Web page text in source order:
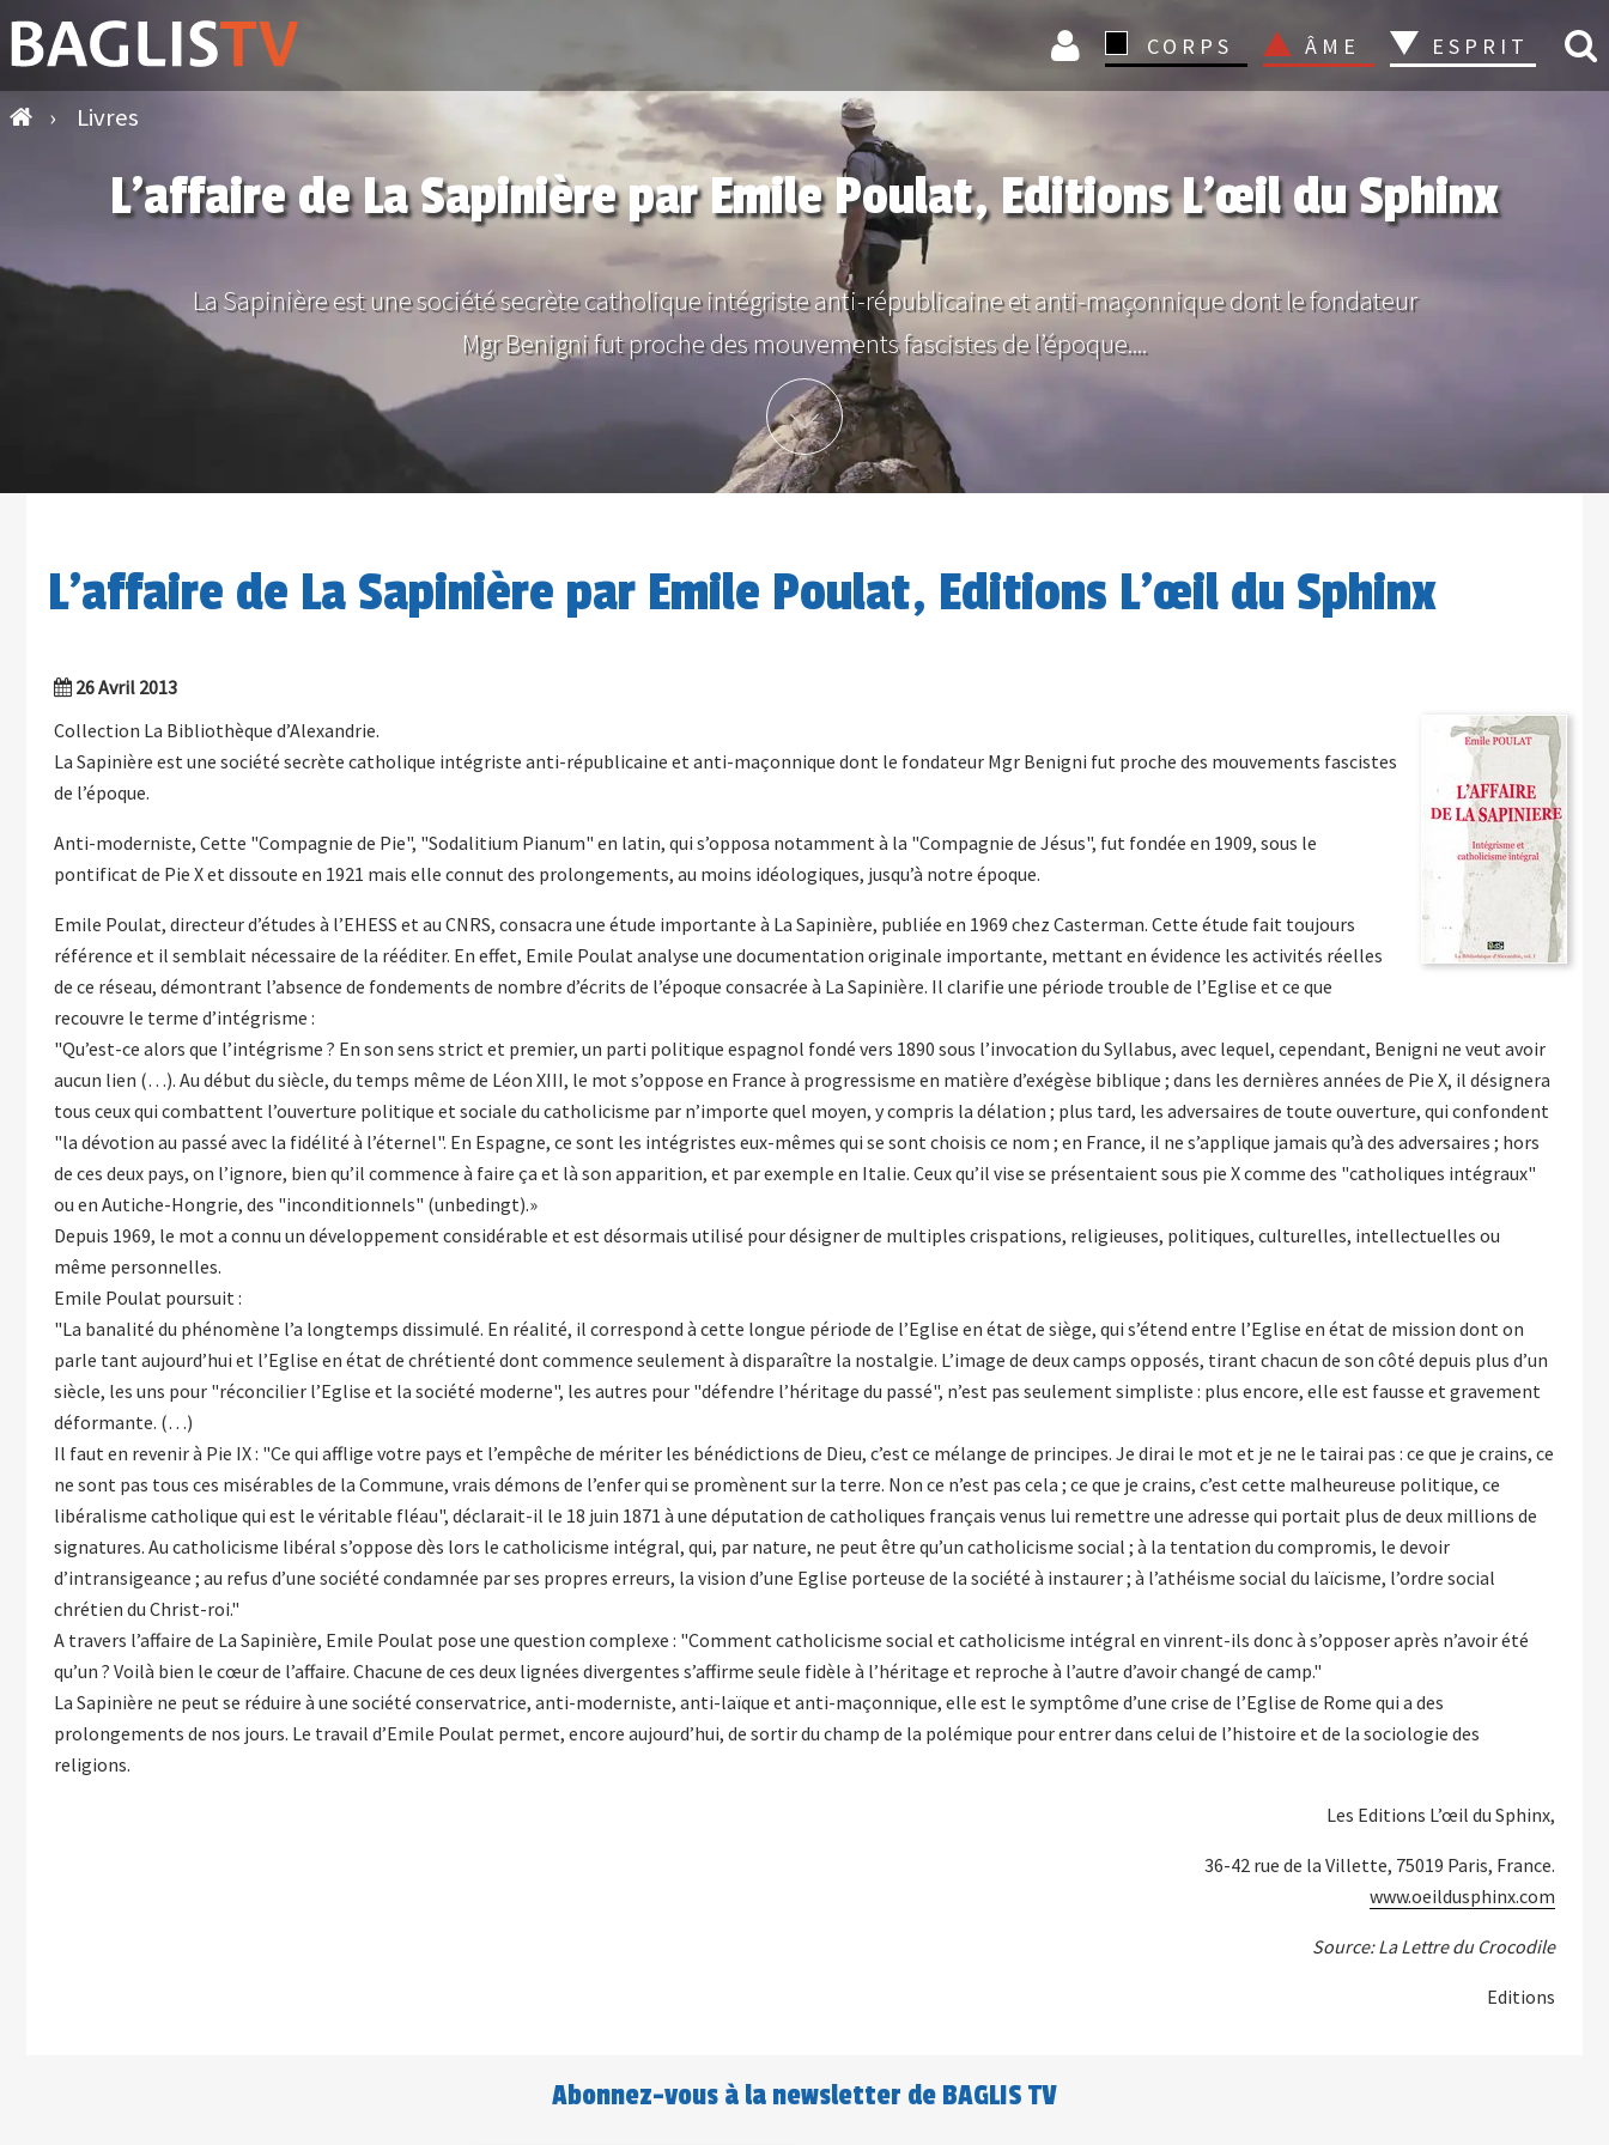
CONNEXION
CORPS ÂME ESPRIT
› Livres
L’affaire de La Sapinière par Emile Poulat, Editions L’œil du Sphinx
La Sapinière est une société secrète catholique intégriste anti-républicaine et anti-maçonnique dont le fondateur
Mgr Benigni fut proche des mouvements fascistes de l’époque....
Plus d'info
L’affaire de La Sapinière par Emile Poulat, Editions L’œil du Sphinx
26 Avril 2013
Collection La Bibliothèque d’Alexandrie.
La Sapinière est une société secrète catholique intégriste anti-républicaine et anti-maçonnique dont le fondateur Mgr Benigni fut proche des mouvements fascistes
de l’époque.
Anti-moderniste, Cette "Compagnie de Pie", "Sodalitium Pianum" en latin, qui s’opposa notamment à la "Compagnie de Jésus", fut fondée en 1909, sous le
pontificat de Pie X et dissoute en 1921 mais elle connut des prolongements, au moins idéologiques, jusqu’à notre époque.
Emile Poulat, directeur d’études à l’EHESS et au CNRS, consacra une étude importante à La Sapinière, publiée en 1969 chez Casterman. Cette étude fait toujours
référence et il semblait nécessaire de la rééditer. En effet, Emile Poulat analyse une documentation originale importante, mettant en évidence les activités réelles
de ce réseau, démontrant l’absence de fondements de nombre d’écrits de l’époque consacrée à La Sapinière. Il clarifie une période trouble de l’Eglise et ce que
recouvre le terme d’intégrisme :
"Qu’est-ce alors que l’intégrisme ? En son sens strict et premier, un parti politique espagnol fondé vers 1890 sous l’invocation du Syllabus, avec lequel, cependant, Benigni ne veut avoir
aucun lien (…). Au début du siècle, du temps même de Léon XIII, le mot s’oppose en France à progressisme en matière d’exégèse biblique ; dans les dernières années de Pie X, il désignera
tous ceux qui combattent l’ouverture politique et sociale du catholicisme par n’importe quel moyen, y compris la délation ; plus tard, les adversaires de toute ouverture, qui confondent
"la dévotion au passé avec la fidélité à l’éternel". En Espagne, ce sont les intégristes eux-mêmes qui se sont choisis ce nom ; en France, il ne s’applique jamais qu’à des adversaires ; hors
de ces deux pays, on l’ignore, bien qu’il commence à faire ça et là son apparition, et par exemple en Italie. Ceux qu’il vise se présentaient sous pie X comme des "catholiques intégraux"
ou en Autiche-Hongrie, des "inconditionnels" (unbedingt).»
Depuis 1969, le mot a connu un développement considérable et est désormais utilisé pour désigner de multiples crispations, religieuses, politiques, culturelles, intellectuelles ou
même personnelles.
Emile Poulat poursuit :
"La banalité du phénomène l’a longtemps dissimulé. En réalité, il correspond à cette longue période de l’Eglise en état de siège, qui s’étend entre l’Eglise en état de mission dont on
parle tant aujourd’hui et l’Eglise en état de chrétienté dont commence seulement à disparaître la nostalgie. L’image de deux camps opposés, tirant chacun de son côté depuis plus d’un
siècle, les uns pour "réconcilier l’Eglise et la société moderne", les autres pour "défendre l’héritage du passé", n’est pas seulement simpliste : plus encore, elle est fausse et gravement
déformante. (…)
Il faut en revenir à Pie IX : "Ce qui afflige votre pays et l’empêche de mériter les bénédictions de Dieu, c’est ce mélange de principes. Je dirai le mot et je ne le tairai pas : ce que je crains, ce
ne sont pas tous ces misérables de la Commune, vrais démons de l’enfer qui se promènent sur la terre. Non ce n’est pas cela ; ce que je crains, c’est cette malheureuse politique, ce
libéralisme catholique qui est le véritable fléau", déclarait-il le 18 juin 1871 à une députation de catholiques français venus lui remettre une adresse qui portait plus de deux millions de
signatures. Au catholicisme libéral s’oppose dès lors le catholicisme intégral, qui, par nature, ne peut être qu’un catholicisme social ; à la tentation du compromis, le devoir
d’intransigeance ; au refus d’une société condamnée par ses propres erreurs, la vision d’une Eglise porteuse de la société à instaurer ; à l’athéisme social du laïcisme, l’ordre social
chrétien du Christ-roi."
A travers l’affaire de La Sapinière, Emile Poulat pose une question complexe : "Comment catholicisme social et catholicisme intégral en vinrent-ils donc à s’opposer après n’avoir été
qu’un ? Voilà bien le cœur de l’affaire. Chacune de ces deux lignées divergentes s’affirme seule fidèle à l’héritage et reproche à l’autre d’avoir changé de camp."
La Sapinière ne peut se réduire à une société conservatrice, anti-moderniste, anti-laïque et anti-maçonnique, elle est le symptôme d’une crise de l’Eglise de Rome qui a des
prolongements de nos jours. Le travail d’Emile Poulat permet, encore aujourd’hui, de sortir du champ de la polémique pour entrer dans celui de l’histoire et de la sociologie des
religions.
Les Editions L’œil du Sphinx,
36-42 rue de la Villette, 75019 Paris, France.
www.oeildusphinx.com
Source: La Lettre du Crocodile
Editions
Abonnez-vous à la newsletter de BAGLIS TV